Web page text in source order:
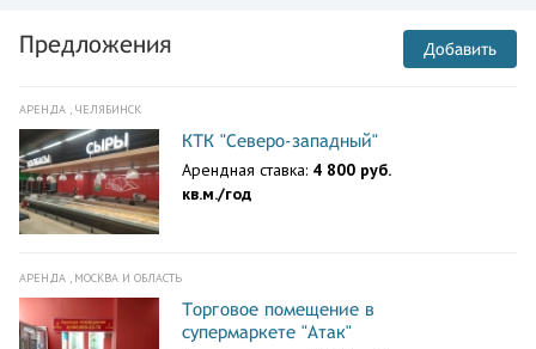
Предложения Добавить
АРЕНДА , ЧЕЛЯБИНСК
КТК "Северо-западный"
Арендная ставка: 4 800 руб.
кв.м./год
АРЕНДА , МОСКВА И ОБЛАСТЬ
Торговое помещение в
супермаркете "Атак"